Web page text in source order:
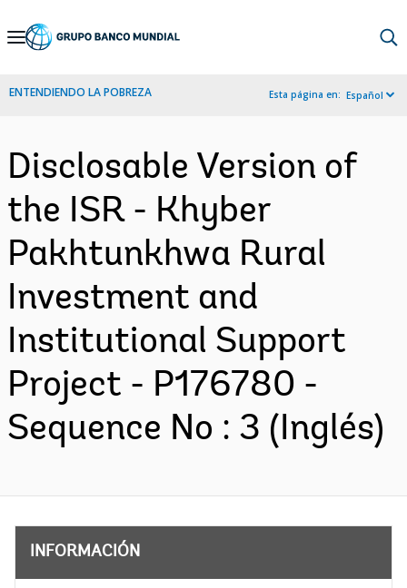
Skip
Navigation
ENTENDIENDO LA POBREZA Esta página en: Español
Disclosable Version of
the ISR - Khyber
Pakhtunkhwa Rural
Investment and
Institutional Support
Project - P176780 -
Sequence No : 3 (Inglés)
INFORMACIÓN